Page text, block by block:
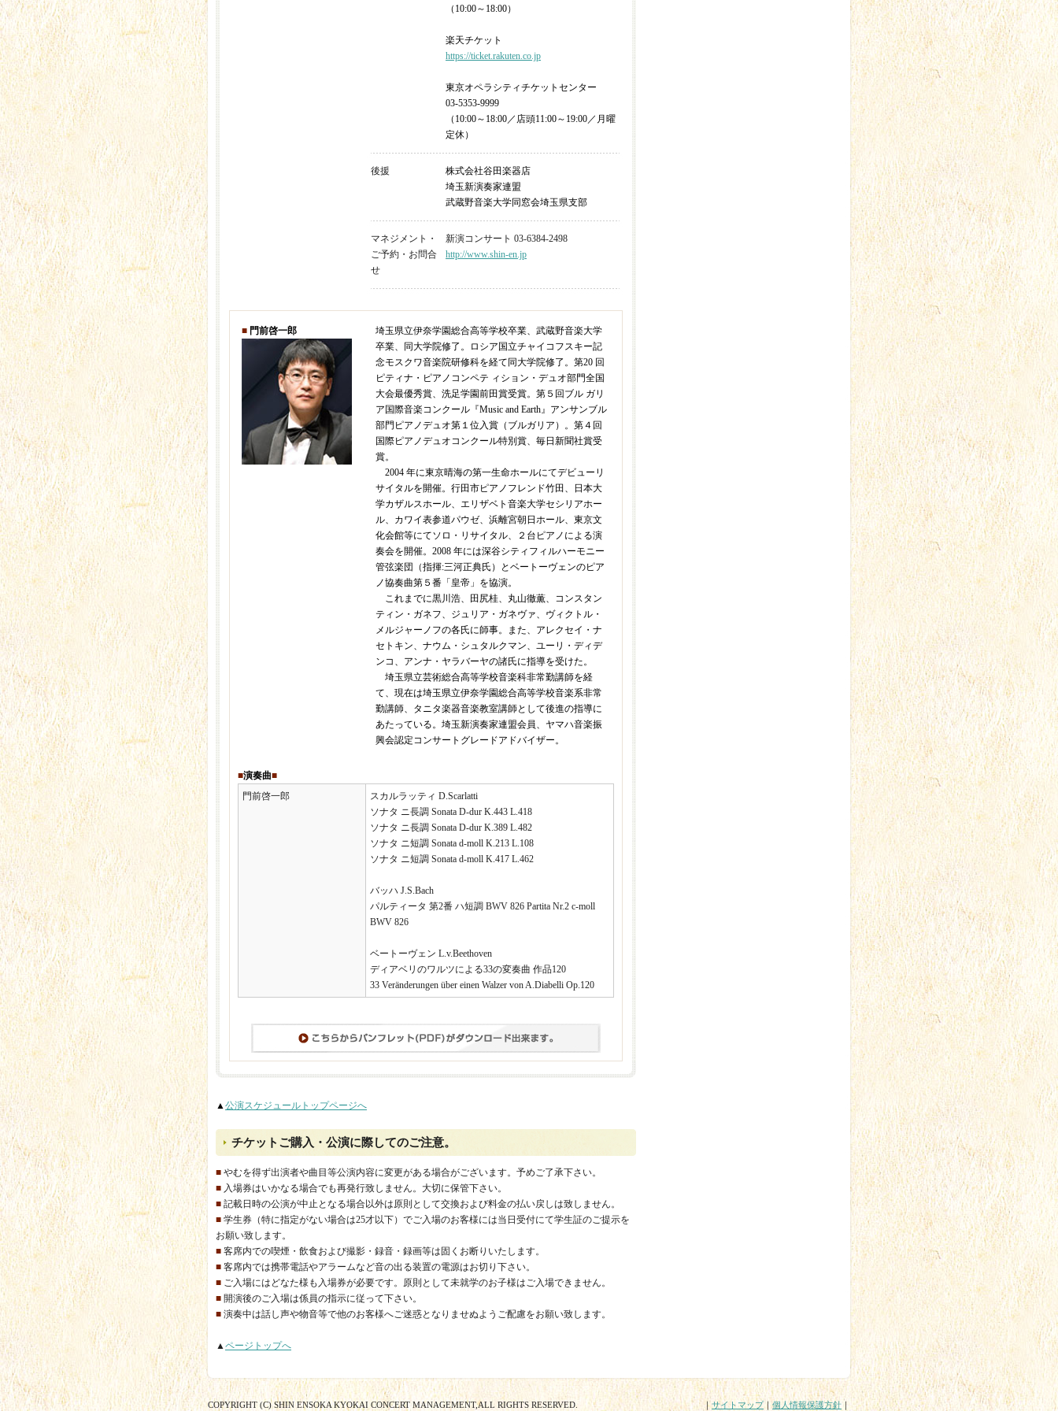
（10:00～18:00）
楽天チケット
https://ticket.rakuten.co.jp
東京オペラシティチケットセンター
03-5353-9999
（10:00～18:00／店頭11:00～19:00／月曜
定休）
後援
株式会社谷田楽器店
埼玉新演奏家連盟
武蔵野音楽大学同窓会埼玉県支部
マネジメント・
ご予約・お問合
せ
新演コンサート 03-6384-2498
http://www.shin-en.jp
■ 門前啓一郎
埼玉県立伊奈学園総合高等学校卒業、武蔵野音楽大学
卒業、同大学院修了。ロシア国立チャイコフスキー記
念モスクワ音楽院研修科を経て同大学院修了。第20 回
ピティナ・ピアノコンペテ ィション・デュオ部門全国
大会最優秀賞、洗足学園前田賞受賞。第５回ブル ガリ
ア国際音楽コンクール『Music and Earth』アンサンブル
部門ピアノデュオ第１位入賞（ブルガリア）。第４回
国際ピアノデュオコンクール特別賞、毎日新聞社賞受
賞。
2004 年に東京晴海の第一生命ホールにてデビューリ
サイタルを開催。行田市ピアノフレンド竹田、日本大
学カザルスホール、エリザベト音楽大学セシリアホー
ル、カワイ表参道パウゼ、浜離宮朝日ホール、東京文
化会館等にてソロ・リサイタル、２台ピアノによる演
奏会を開催。2008 年には深谷シティフィルハーモニー
管弦楽団（指揮:三河正典氏）とベートーヴェンのピア
ノ協奏曲第５番「皇帝」を協演。
これまでに黒川浩、田尻桂、丸山徹薫、コンスタン
ティン・ガネフ、ジュリア・ガネヴァ、ヴィクトル・
メルジャーノフの各氏に師事。また、アレクセイ・ナ
セトキン、ナウム・シュタルクマン、ユーリ・ディデ
ンコ、アンナ・ヤラバーヤの諸氏に指導を受けた。
埼玉県立芸術総合高等学校音楽科非常勤講師を経
て、現在は埼玉県立伊奈学園総合高等学校音楽系非常
勤講師、タニタ楽器音楽教室講師として後進の指導に
あたっている。埼玉新演奏家連盟会員、ヤマハ音楽振
興会認定コンサートグレードアドバイザー。
■演奏曲■
門前啓一郎
スカルラッティ D.Scarlatti
ソナタ ニ長調 Sonata D-dur K.443 L.418
ソナタ ニ長調 Sonata D-dur K.389 L.482
ソナタ ニ短調 Sonata d-moll K.213 L.108
ソナタ ニ短調 Sonata d-moll K.417 L.462
バッハ J.S.Bach
パルティータ 第2番 ハ短調 BWV 826 Partita Nr.2 c-moll
BWV 826
ベートーヴェン L.v.Beethoven
ディアベリのワルツによる33の変奏曲 作品120
33 Veränderungen über einen Walzer von A.Diabelli Op.120
▲公演スケジュールトップページへ
チケットご購入・公演に際してのご注意。
■ やむを得ず出演者や曲目等公演内容に変更がある場合がございます。予めご了承下さい。
■ 入場券はいかなる場合でも再発行致しません。大切に保管下さい。
■ 記載日時の公演が中止となる場合以外は原則として交換および料金の払い戻しは致しません。
■ 学生券（特に指定がない場合は25才以下）でご入場のお客様には当日受付にて学生証のご提示を
お願い致します。
■ 客席内での喫煙・飲食および撮影・録音・録画等は固くお断りいたします。
■ 客席内では携帯電話やアラームなど音の出る装置の電源はお切り下さい。
■ ご入場にはどなた様も入場券が必要です。原則として未就学のお子様はご入場できません。
■ 開演後のご入場は係員の指示に従って下さい。
■ 演奏中は話し声や物音等で他のお客様へご迷惑となりませぬようご配慮をお願い致します。
▲ページトップへ
COPYRIGHT (C) SHIN ENSOKA KYOKAI CONCERT MANAGEMENT,ALL RIGHTS RESERVED. ｜ サイトマップ｜ 個人情報保護方針 ｜